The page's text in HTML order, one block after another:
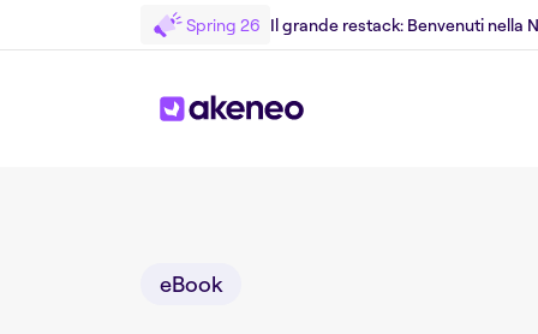
Spring 26 Il grande restack: Benvenuti nella
eBook